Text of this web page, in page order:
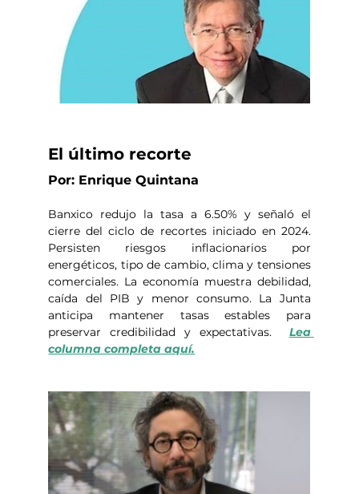
El último recorte
Por: Enrique Quintana
Banxico redujo la tasa a 6.50% y señaló el
cierre del ciclo de recortes iniciado en 2024.
Persisten riesgos inflacionarios por
energéticos, tipo de cambio, clima y tensiones
comerciales. La economía muestra debilidad,
caída del PIB y menor consumo. La Junta
anticipa mantener tasas estables para
preservar credibilidad y expectativas. Lea
columna completa aquí.